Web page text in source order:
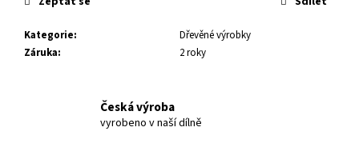
Kategorie:
Dřevěné výrobky
Záruka: 2 roky
Česká výroba
vyrobeno v naší dílně